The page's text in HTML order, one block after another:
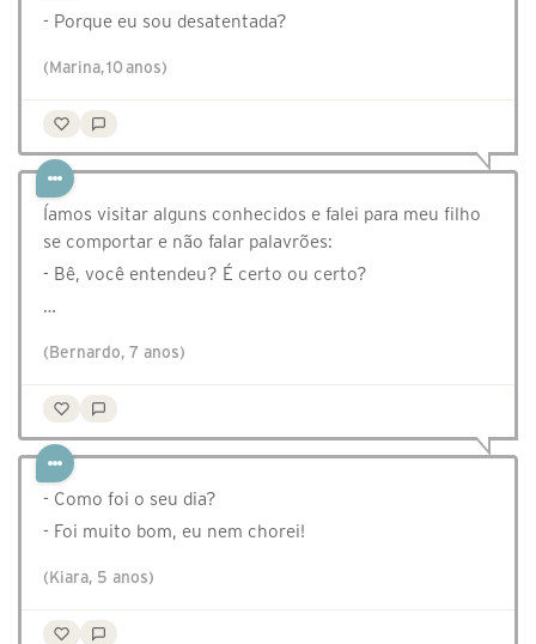
- Porque eu sou desatentada?
(Marina, 10 anos)
Íamos visitar alguns conhecidos e falei para meu filho
se comportar e não falar palavrões:
- Bê, você entendeu? É certo ou certo?
…
(Bernardo, 7 anos)
⁣⁣⁣⁣- Como foi o seu dia?
- Foi muito bom, eu nem chorei!
(Kiara, 5 anos)